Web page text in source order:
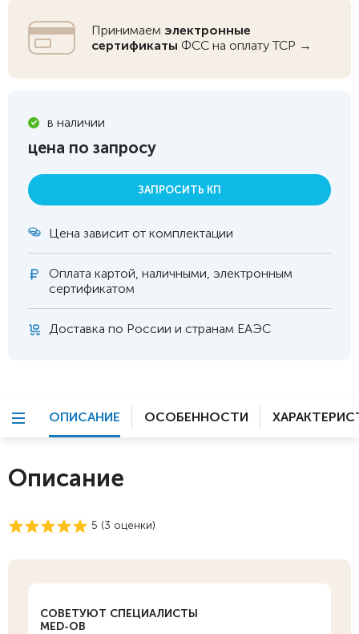
Принимаем электронные
сертификаты ФСС на оплату ТСР →
в наличии
цена по запросу
ЗАПРОСИТЬ КП
Цена зависит от комплектации
Оплата картой, наличными, электронным
сертификатом
Доставка по России и странам ЕАЭС
ОПИСАНИЕ ОСОБЕННОСТИ
Описание
5 (3 оценки)
СОВЕТУЮТ СПЕЦИАЛИСТЫ
MED-OB